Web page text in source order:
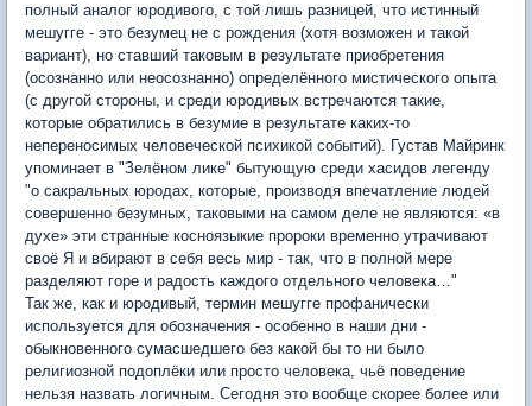
полный аналог юродивого, с той лишь разницей, что истинный
мешугге - это безумец не с рождения (хотя возможен и такой
вариант), но ставший таковым в результате приобретения
(осознанно или неосознанно) определённого мистического опыта
(с другой стороны, и среди юродивых встречаются такие,
которые обратились в безумие в результате каких-то
непереносимых человеческой психикой событий). Густав Майринк
упоминает в "Зелёном лике" бытующую среди хасидов легенду
"о сакральных юродах, которые, производя впечатление людей
совершенно безумных, таковыми на самом деле не являются: «в
духе» эти странные косноязыкие пророки временно утрачивают
своё Я и вбирают в себя весь мир - так, что в полной мере
разделяют горе и радость каждого отдельного человека…"
Так же, как и юродивый, термин мешугге профанически
используется для обозначения - особенно в наши дни -
обыкновенного сумасшедшего без какой бы то ни было
религиозной подоплёки или просто человека, чьё поведение
нельзя назвать логичным. Сегодня это вообще скорее более или